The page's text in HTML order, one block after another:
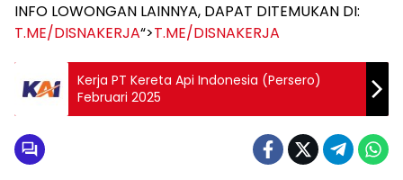
INFO LOWONGAN LAINNYA, DAPAT DITEMUKAN DI:
T.ME/DISNAKERJA“>T.ME/DISNAKERJA
Kerja PT Kereta Api Indonesia (Persero)
Februari 2025